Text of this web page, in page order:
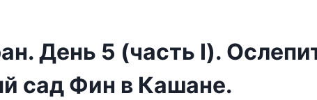
День 5 (часть I).
сад Фин в Кашане.